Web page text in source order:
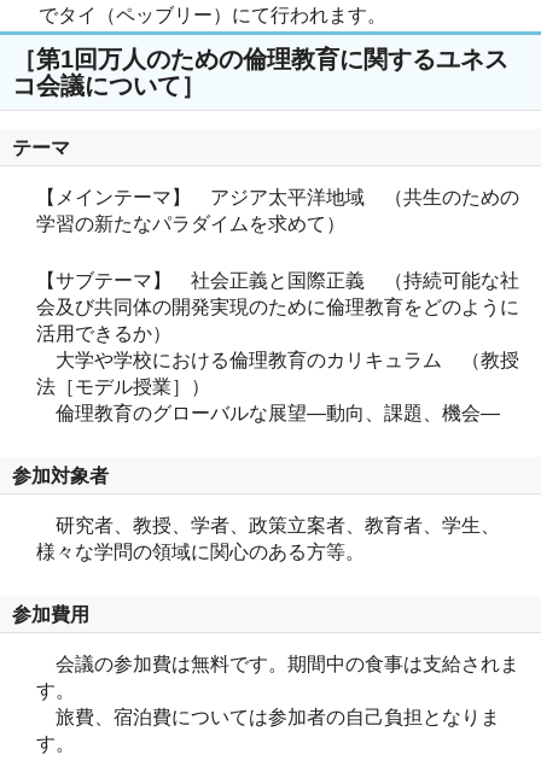
でタイ（ペッブリー）にて行われます。
［第1回万人のための倫理教育に関するユネス
コ会議について］
テーマ
【メインテーマ】 アジア太平洋地域 （共生のための
学習の新たなパラダイムを求めて）
【サブテーマ】 社会正義と国際正義 （持続可能な社
会及び共同体の開発実現のために倫理教育をどのように
活用できるか）
大学や学校における倫理教育のカリキュラム （教授
法［モデル授業］）
倫理教育のグローバルな展望―動向、課題、機会―
参加対象者
研究者、教授、学者、政策立案者、教育者、学生、
様々な学問の領域に関心のある方等。
参加費用
会議の参加費は無料です。期間中の食事は支給されま
す。
旅費、宿泊費については参加者の自己負担となりま
す。